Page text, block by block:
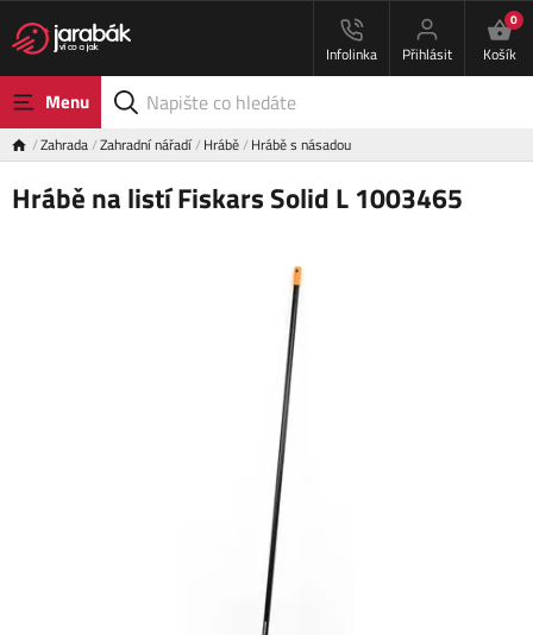
Infolinka Přihlásit
0
Košík
Menu
Zahrada Zahradní nářadí Hrábě Hrábě s násadou
Hrábě na listí Fiskars Solid L 1003465